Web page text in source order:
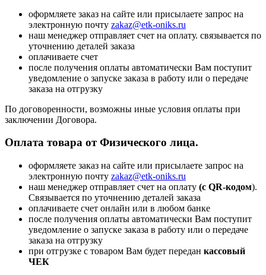
оформляете заказ на сайте или присылаете запрос на
электронную почту zakaz@etk-oniks.ru
наш менеджер отправляет счет на оплату. связывается по
уточнению деталей заказа
оплачиваете счет
после получения оплаты автоматически Вам поступит
уведомление о запуске заказа в работу или о передаче
заказа на отгрузку
По договоренности, возможны иные условия оплаты при
заключении Договора.
Оплата товара от Физического лица.
оформляете заказ на сайте или присылаете запрос на
электронную почту zakaz@etk-oniks.ru
наш менеджер отправляет счет на оплату (с QR-кодом).
Связывается по уточнению деталей заказа
оплачиваете счет онлайн или в любом банке
после получения оплаты автоматически Вам поступит
уведомление о запуске заказа в работу или о передаче
заказа на отгрузку
при отгрузке с товаром Вам будет передан кассовый
ЧЕК